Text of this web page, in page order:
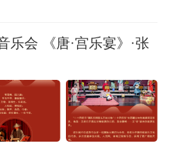
乐会 《唐·宫乐宴》·张